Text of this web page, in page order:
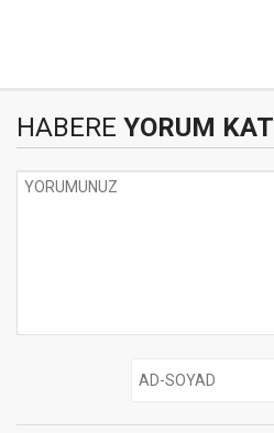
HABERE YORUM KAT